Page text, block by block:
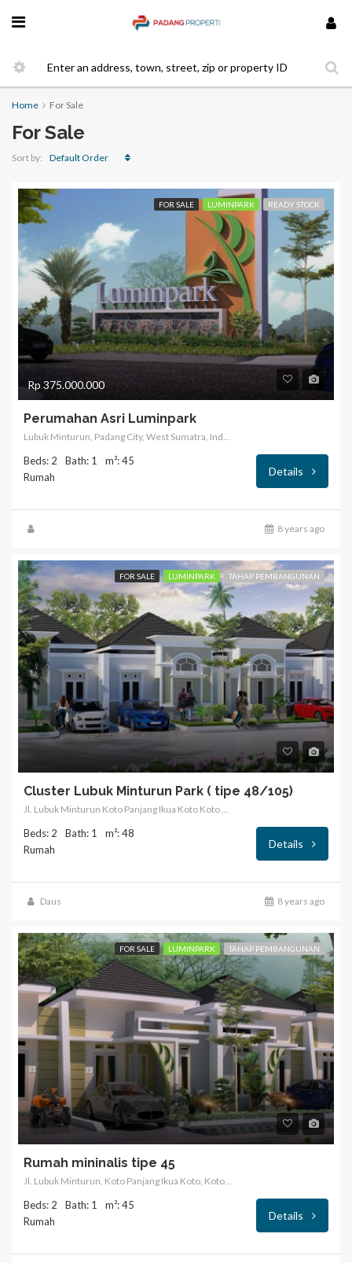
Home For Sale
For Sale
Sort by: Default Order
FOR SALE LUMINPARK READY STOCK
Rp 375.000.000
Perumahan Asri Luminpark
Lubuk Minturun, Padang City, West Sumatra, Indonesia
Beds: 2 Bath: 1
m²: 45
Rumah
Details
8 years ago
FOR SALE LUMINPARK TAHAP PEMBANGUNAN
Cluster Lubuk Minturun Park ( tipe 48/105)
Beds: 2 Bath: 1
m²: 48
Rumah
Details
Daus 8 years ago
FOR SALE LUMINPARK TAHAP PEMBANGUNAN
Rumah mininalis tipe 45
Jl. Lubuk Minturun, Koto Panjang Ikua Koto, Koto Tangah, Kota Padang, Sumatera Barat, Indonesia
Beds: 2 Bath: 1
m²: 45
Rumah
Details